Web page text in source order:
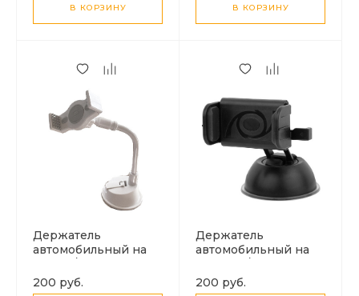
В КОРЗИНУ В КОРЗИНУ
Держатель
автомобильный на
7708
200 руб.
Держатель
автомобильный на
R07
200 руб.